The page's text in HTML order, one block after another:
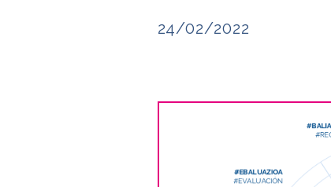
24/02/2022